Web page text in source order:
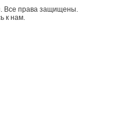
Все права защищены.
к нам.